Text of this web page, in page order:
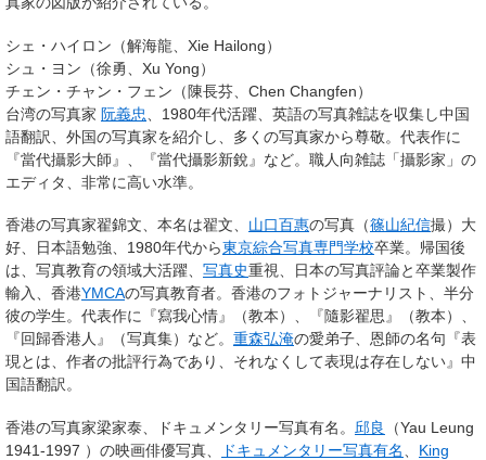
シェ・ハイロン（解海龍、Xie Hailong）
シュ・ヨン（徐勇、Xu Yong）
チェン・チャン・フェン（陳長芬、Chen Changfen）
台湾の写真家 阮義忠 、1980年代活躍、英語の写真雑誌を収集し中国
語翻訳、外国の写真家を紹介し、多くの写真家から尊敬。代表作に
『當代攝影大師』、『當代攝影新銳』など。職人向雑誌「攝影家」の
エディタ、非常に高い水準。
香港の写真家翟錦文、本名は翟文、 山口百惠の写真（篠山紀信撮）大
好、日本語勉強、1980年代から東京綜合写真専門学校卒業。帰国後
は、写真教育の領域大活躍、 写真史重視、日本の写真評論と卒業製作
輸入、香港YMCAの写真教育者。香港のフォトジャーナリスト、半分
彼の学生。代表作に『寫我心情』（教本）、『隨影翟思』（教本）、
『回歸香港人』（写真集）など。 重森弘淹の愛弟子、恩師の名句『表
現とは、作者の批評行為であり、それなくして表現は存在しない』中
国語翻訳。
香港の写真家梁家泰、ドキュメンタリー写真有名。 邱良
（Yau Leung
1941-1997 ）の映画俳優写真、
ドキュメンタリー写真有名
King